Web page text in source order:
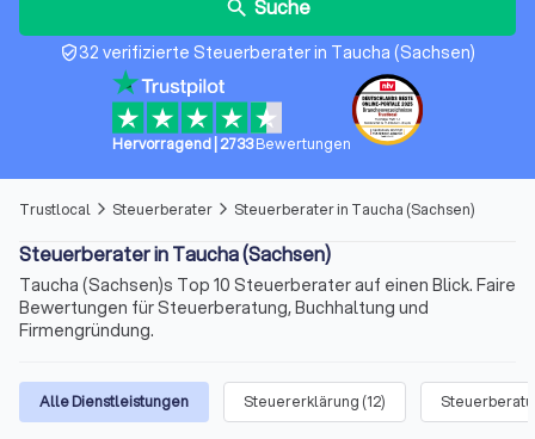
search Suche
verified_user32 verifizierte Steuerberater in Taucha (Sachsen)
Hervorragend| 2733 Bewertungen
Trustlocal arrow_forward_ios Steuerberater arrow_forward_ios Steuerberater in Taucha (Sachsen)
Steuerberater in Taucha (Sachsen)
Taucha (Sachsen)s Top 10 Steuerberater auf einen Blick. Faire
Bewertungen für Steuerberatung, Buchhaltung und
Firmengründung.
Alle Dienstleistungen Steuererklärung (12)